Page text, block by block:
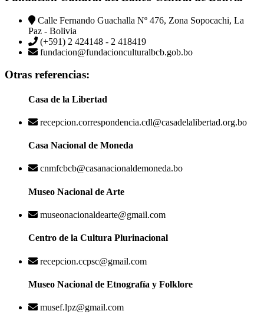
Calle Fernando Guachalla Nº 476, Zona Sopocachi, La
Paz - Bolivia
(+591) 2 424148 - 2 418419
fundacion@fundacionculturalbcb.gob.bo
Otras referencias:
Casa de la Libertad
recepcion.correspondencia.cdl@casadelalibertad.org.bo
Casa Nacional de Moneda
cnmfcbcb@casanacionaldemoneda.bo
Museo Nacional de Arte
museonacionaldearte@gmail.com
Centro de la Cultura Plurinacional
recepcion.ccpsc@gmail.com
Museo Nacional de Etnografía y Folklore
musef.lpz@gmail.com